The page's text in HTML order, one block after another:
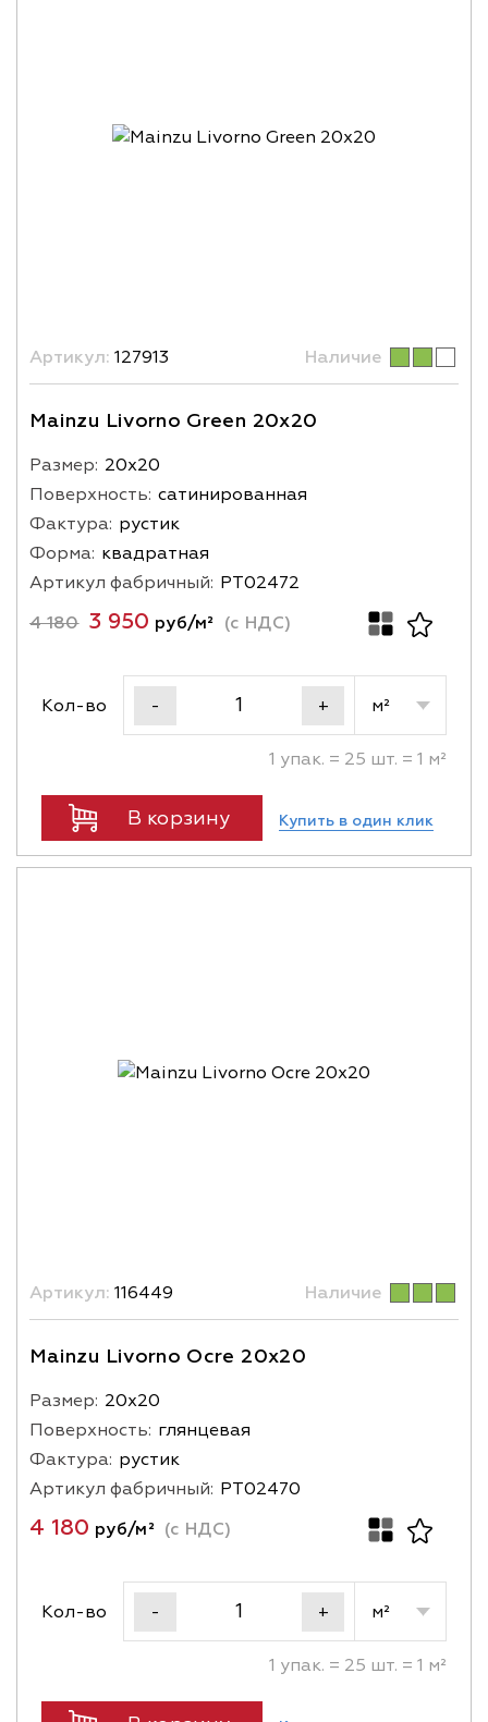
Артикул: 127913 Наличие
Mainzu Livorno Green 20x20
Размер: 20х20
Поверхность: сатинированная
Фактура: рустик
Форма: квадратная
Артикул фабричный: PT02472
4 180 3 950 руб/м² (с НДС)
Кол-во - + м²
1 упак. = 25 шт. = 1 м²
В корзину Купить в один клик
Артикул: 116449 Наличие
Mainzu Livorno Ocre 20x20
Размер: 20х20
Поверхность: глянцевая
Фактура: рустик
Артикул фабричный: PT02470
4 180 руб/м² (с НДС)
Кол-во - + м²
1 упак. = 25 шт. = 1 м²